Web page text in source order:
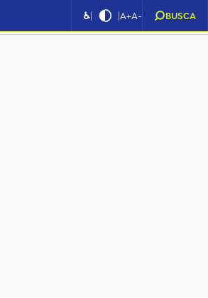
♿| |A+A- BUSCA